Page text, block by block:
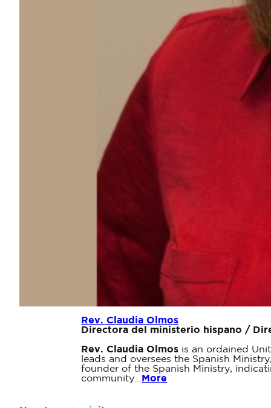
Rev. Claudia Olmos
Directora del ministerio hispano /
Rev. Claudia Olmos is an ordained
leads and oversees the Spanish
founder of the Spanish Ministry,
community… More